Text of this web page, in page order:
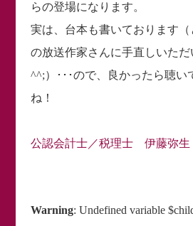
らの登場になります。
実は、台本も書いております（
の放送作家さんに手直しいた
^^;）･･･ので、良かったら聴い
ね！
公認会計士／税理士 伊藤弥生
Warning: Undefined variable